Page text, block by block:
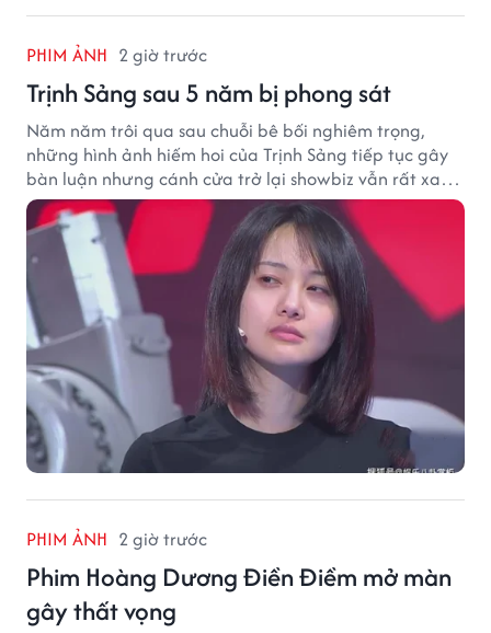
PHIM ẢNH 2 giờ trước
Trịnh Sảng sau 5 năm bị phong sát
Năm năm trôi qua sau chuỗi bê bối nghiêm trọng,
những hình ảnh hiếm hoi của Trịnh Sảng tiếp tục gây
bàn luận nhưng cánh cửa trở lại showbiz vẫn rất xa
vời.
PHIM ẢNH 2 giờ trước
Phim Hoàng Dương Điền Điềm mở màn
gây thất vọng